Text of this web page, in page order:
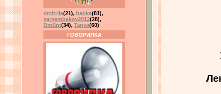
dmitriia(21), babka(81),
sarsembekov2012(28),
DmSnt(34), Tanya(60)
ГОВОРИЛКА